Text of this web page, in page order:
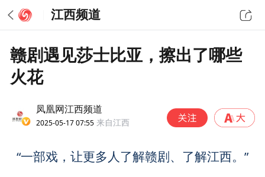
江西频道
赣剧遇见莎士比亚，擦出了哪些
火花
凤凰网江西频道
2025-05-17 07:55 来自江西
“一部戏，让更多人了解赣剧、了解江西。”